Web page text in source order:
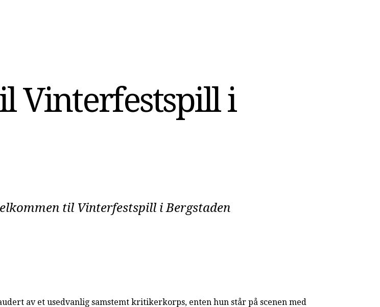
Vinterfestspill i
til Vinterfestspill i Bergstaden
av et usedvanlig samstemt kritikerkorps, enten hun står på scenen med